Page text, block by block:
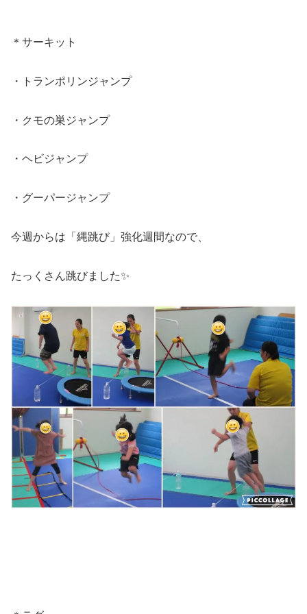
＊サーキット
・トランポリンジャンプ
・クモの巣ジャンプ
・ヘビジャンプ
・グーパージャンプ
今週からは「縄跳び」強化週間なので、
たっくさん跳びました✨